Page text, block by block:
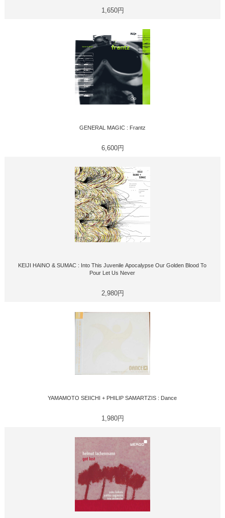
1,650円
GENERAL MAGIC : Frantz
6,600円
KEIJI HAINO & SUMAC : Into This Juvenile Apocalypse Our Golden Blood To
Pour Let Us Never
2,980円
YAMAMOTO SEIICHI + PHILIP SAMARTZIS : Dance
1,980円